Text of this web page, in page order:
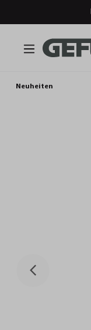
Neuheiten